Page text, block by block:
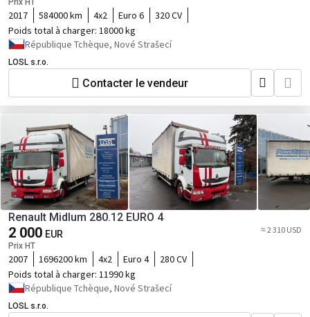
Prix HT
2017 584000 km 4x2 Euro 6
320 CV
Poids total à charger: 18000 kg
République Tchèque, Nové Strašecí
LOSL s.r.o.
Contacter le vendeur
Renault Midlum 280.12 EURO 4
2 000 EUR
Prix HT
≈ 2 310 USD
2007 1696200 km 4x2 Euro 4
280 CV
Poids total à charger: 11990 kg
République Tchèque, Nové Strašecí
LOSL s.r.o.